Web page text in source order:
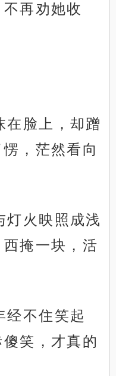
再劝她收
在脸上，却蹭
，茫然看向
灯火映照成浅
掩一块，活
经不住笑起
笑，才真的